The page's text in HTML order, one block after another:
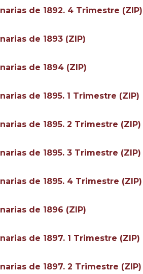
de 1892. 4 Trimestre (ZIP)
de 1893 (ZIP)
de 1894 (ZIP)
de 1895. 1 Trimestre (ZIP)
de 1895. 2 Trimestre (ZIP)
de 1895. 3 Trimestre (ZIP)
de 1895. 4 Trimestre (ZIP)
de 1896 (ZIP)
de 1897. 1 Trimestre (ZIP)
de 1897. 2 Trimestre (ZIP)